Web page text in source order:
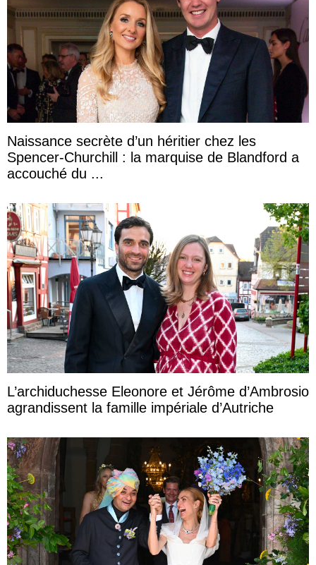
Naissance secrète d’un héritier chez les
Spencer-Churchill : la marquise de Blandford a
accouché du ...
L’archiduchesse Eleonore et Jérôme d’Ambrosio
agrandissent la famille impériale d’Autriche